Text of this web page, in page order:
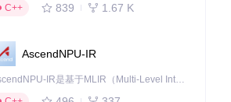
C++
839 1.67 K
AscendNPU-IR
AscendNPU-IR是基于MLIR（Multi-Level Intermediate Representation）构建的，面向昇腾亲和算子编译时使用的中间表示，提供昇腾完备表达能力，通过编译优化提升昇腾AI处理器计算效率，支持通过生态框架使能昇腾AI处理器与深度调优